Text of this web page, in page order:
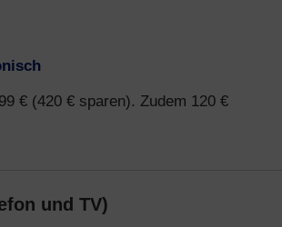
€ (420 € sparen). Zudem 120 €
und TV)